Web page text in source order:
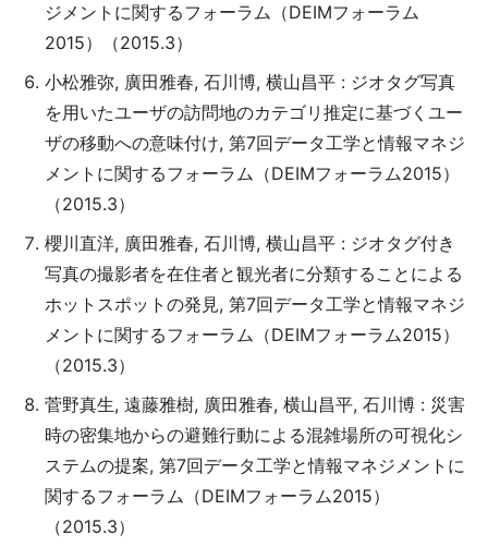
ジメントに関するフォーラム（DEIMフォーラム
2015）（2015.3）
小松雅弥, 廣田雅春, 石川博, 横山昌平 : ジオタグ写真
を用いたユーザの訪問地のカテゴリ推定に基づくユー
ザの移動への意味付け, 第7回データ工学と情報マネジ
メントに関するフォーラム（DEIMフォーラム2015）
（2015.3）
櫻川直洋, 廣田雅春, 石川博, 横山昌平 : ジオタグ付き
写真の撮影者を在住者と観光者に分類することによる
ホットスポットの発見, 第7回データ工学と情報マネジ
メントに関するフォーラム（DEIMフォーラム2015）
（2015.3）
菅野真生, 遠藤雅樹, 廣田雅春, 横山昌平, 石川博 : 災害
時の密集地からの避難行動による混雑場所の可視化シ
ステムの提案, 第7回データ工学と情報マネジメントに
関するフォーラム（DEIMフォーラム2015）
（2015.3）